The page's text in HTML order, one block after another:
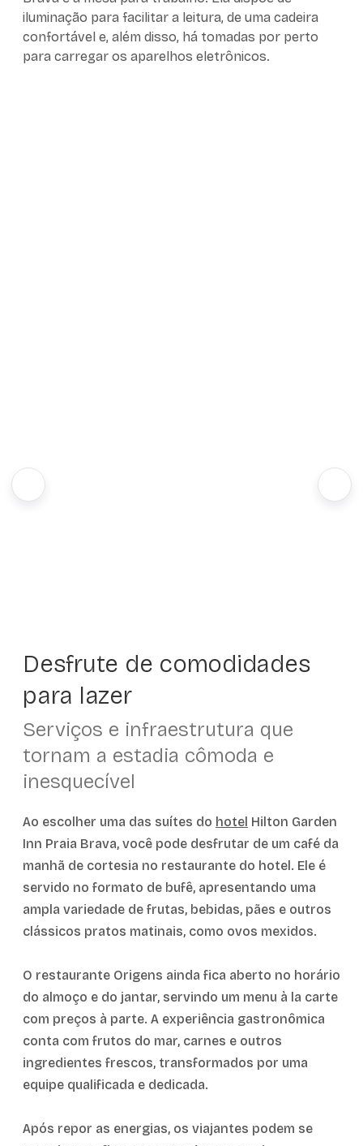
iluminação para facilitar a leitura, de uma cadeira
confortável e, além disso, há tomadas por perto
para carregar os aparelhos eletrônicos.
Desfrute de comodidades
para lazer
Serviços e infraestrutura que
tornam a estadia cômoda e
inesquecível
Ao escolher uma das suítes do hotel Hilton Garden
Inn Praia Brava, você pode desfrutar de um café da
manhã de cortesia no restaurante do hotel. Ele é
servido no formato de bufê, apresentando uma
ampla variedade de frutas, bebidas, pães e outros
clássicos pratos matinais, como ovos mexidos.
O restaurante Origens ainda fica aberto no horário
do almoço e do jantar, servindo um menu à la carte
com preços à parte. A experiência gastronômica
conta com frutos do mar, carnes e outros
ingredientes frescos, transformados por uma
equipe qualificada e dedicada.
Após repor as energias, os viajantes podem se